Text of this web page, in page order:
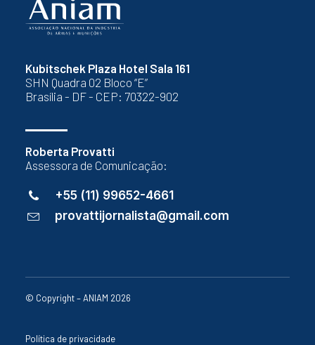
Kubitschek Plaza Hotel Sala 161
SHN Quadra 02 Bloco “E”
Brasília - DF - CEP: 70322-902
Roberta Provatti
Assessora de Comunicação:
+55 (11) 99652-4661
provattijornalista@gmail.com
© Copyright – ANIAM 2026
Política de privacidade